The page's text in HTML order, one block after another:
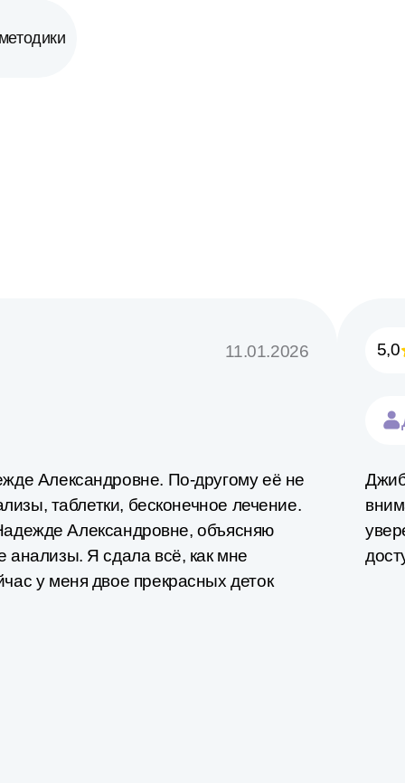
11.01.2026
Александровне. По-другому её не
таблетки, бесконечное лечение.
Александровне, объясняю
анализы. Я сдала всё, как мне
у меня двое прекрасных деток
5,0